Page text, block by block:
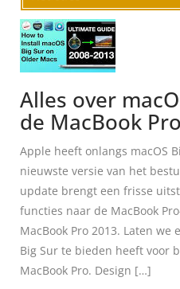
Alles over
de MacBook
Apple heeft onlangs macOS
nieuwste versie van het
update brengt een frisse
functies naar de MacBook
MacBook Pro 2013. Laten we
Big Sur te bieden heeft voor
MacBook Pro. Design […]